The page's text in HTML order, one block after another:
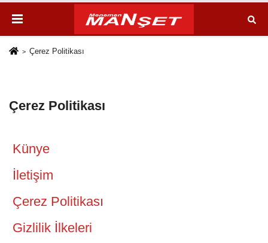
Çerez Politikası
Çerez Politikası
Künye
İletişim
Çerez Politikası
Gizlilik İlkeleri